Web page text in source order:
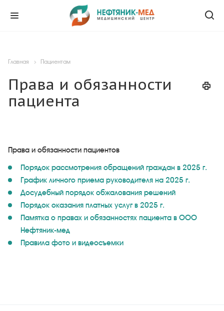
Главная Пациентам
Права и обязанности
пациента
Права и обязанности пациентов
Порядок рассмотрения обращений граждан в 2025 г.
График личного приема руководителя на 2025 г.
Досудебный порядок обжалования решений
Порядок оказания платных услуг в 2025 г.
Памятка о правах и обязанностях пациента в ООО
Нефтяник-мед
Правила фото и видеосъемки